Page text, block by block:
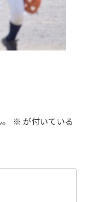
※ が付いている